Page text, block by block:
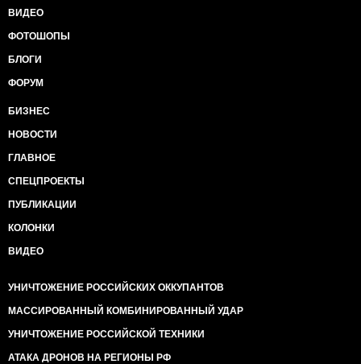
ВИДЕО
ФОТОШОПЫ
БЛОГИ
ФОРУМ
БИЗНЕС
НОВОСТИ
ГЛАВНОЕ
СПЕЦПРОЕКТЫ
ПУБЛИКАЦИИ
КОЛОНКИ
ВИДЕО
УНИЧТОЖЕНИЕ РОССИЙСКИХ ОККУПАНТОВ
МАССИРОВАННЫЙ КОМБИНИРОВАННЫЙ УДАР
УНИЧТОЖЕНИЕ РОССИЙСКОЙ ТЕХНИКИ
АТАКА ДРОНОВ НА РЕГИОНЫ РФ